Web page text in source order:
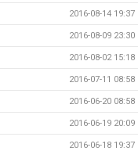
2016-08-14 19:37
2016-08-09 23:30
2016-08-02 15:18
2016-07-11 08:58
2016-06-20 08:58
2016-06-19 20:09
2016-06-18 19:37